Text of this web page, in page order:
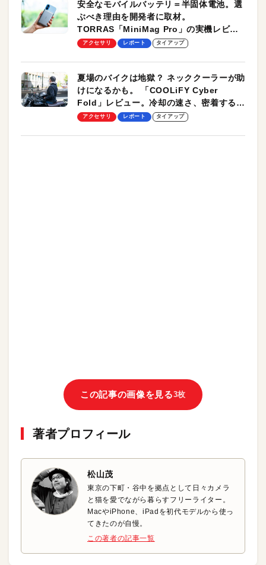
安全なモバイルバッテリ＝半固体電池。選
ぶべき理由を開発者に取材。
TORRAS「MiniMag Pro」の実機レビュ
ーも
アクセサリ レポート タイアップ
夏場のバイクは地獄？ ネッククーラーが助
けになるかも。 「COOLiFY Cyber
Fold」レビュー。冷却の速さ、密着する冷
却プレート、シンプルな操作性がグッド！
アクセサリ レポート タイアップ
この記事の画像を見る3枚
著者プロフィール
松山茂
東京の下町・谷中を拠点として日々カメラ
と猫を愛でながら暮らすフリーライター。
MacやiPhone、iPadを初代モデルから使っ
てきたのが自慢。
この著者の記事一覧